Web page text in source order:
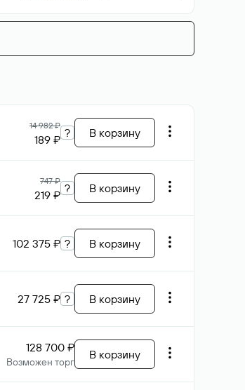
14 982 ₽
189 ₽ ? В корзину
747 ₽
219 ₽ ? В корзину
102 375 ₽ ? В корзину
27 725 ₽ ? В корзину
128 700 ₽
Возможен торг
В корзину